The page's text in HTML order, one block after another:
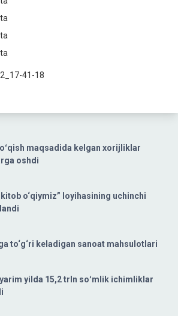
maqsadida kelgan xorijliklar
oshdi
o‘qiymiz” loyihasining uchinchi
to‘g‘ri keladigan sanoat mahsulotlari
yilda 15,2 trln soʻmlik ichimliklar